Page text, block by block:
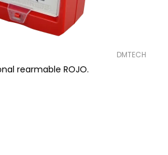
DMTECH
rearmable ROJO.